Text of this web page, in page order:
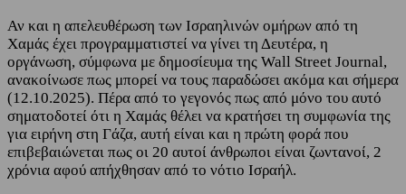
Αν και η απελευθέρωση των Ισραηλινών ομήρων από τη
Χαμάς έχει προγραμματιστεί να γίνει τη Δευτέρα, η
οργάνωση, σύμφωνα με δημοσίευμα της Wall Street Journal,
ανακοίνωσε πως μπορεί να τους παραδώσει ακόμα και σήμερα
(12.10.2025). Πέρα από το γεγονός πως από μόνο του αυτό
σηματοδοτεί ότι η Χαμάς θέλει να κρατήσει τη συμφωνία της
για ειρήνη στη Γάζα, αυτή είναι και η πρώτη φορά που
επιβεβαιώνεται πως οι 20 αυτοί άνθρωποι είναι ζωντανοί, 2
χρόνια αφού απήχθησαν από το νότιο Ισραήλ.